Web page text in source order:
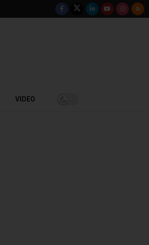
VIDEO